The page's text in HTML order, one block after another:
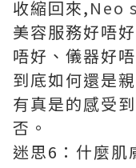
收縮回來,Neo
美容服務好唔
唔好、儀器好
到底如何還是
有真是的感受
否。
迷思6：什麼肌